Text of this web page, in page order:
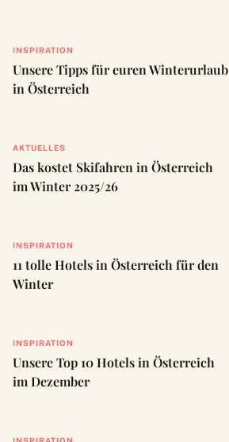
INSPIRATION
Unsere Tipps für euren Winterurlaub
in Österreich
AKTUELLES
Das kostet Skifahren in Österreich
im Winter 2025/26
INSPIRATION
11 tolle Hotels in Österreich für den
Winter
INSPIRATION
Unsere Top 10 Hotels in Österreich
im Dezember